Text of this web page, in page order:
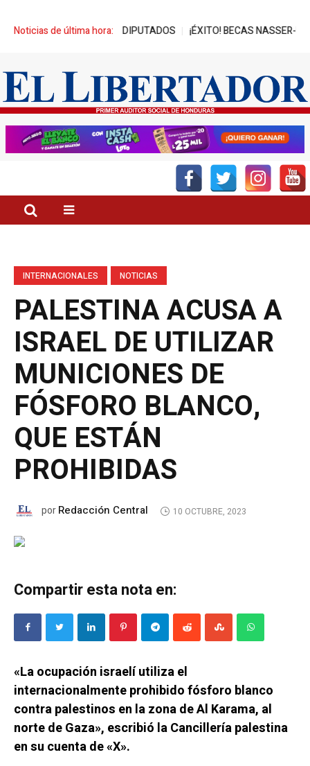
Noticias de última hora:
DE REPRESA A DIPUTADOS ¡ÉXITO! BECAS NASSER-UNITEC
INTERNACIONALES NOTICIAS
PALESTINA ACUSA A
ISRAEL DE UTILIZAR
MUNICIONES DE
FÓSFORO BLANCO,
QUE ESTÁN
PROHIBIDAS
porRedacción Central 10 OCTUBRE, 2023
Compartir esta nota en:
«La ocupación israelí utiliza el
internacionalmente prohibido fósforo blanco
contra palestinos en la zona de Al Karama, al
norte de Gaza», escribió la Cancillería palestina
en su cuenta de «X».